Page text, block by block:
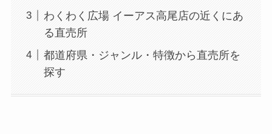
わくわく広場 イーアス高尾店の近くにあ
る直売所
都道府県・ジャンル・特徴から直売所を
探す